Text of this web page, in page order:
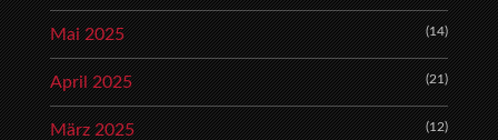
Mai 2025 (14)
April 2025 (21)
März 2025 (12)